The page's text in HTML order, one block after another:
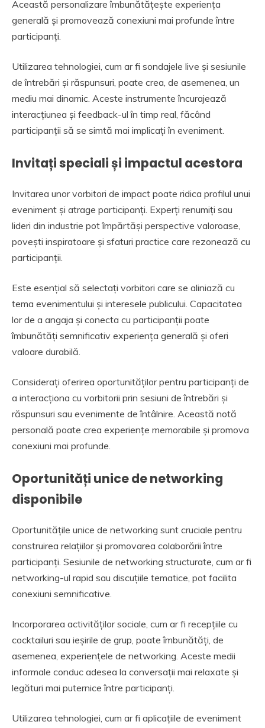
Această personalizare îmbunătățește experiența
generală și promovează conexiuni mai profunde între
participanți.
Utilizarea tehnologiei, cum ar fi sondajele live și sesiunile
de întrebări și răspunsuri, poate crea, de asemenea, un
mediu mai dinamic. Aceste instrumente încurajează
interacțiunea și feedback-ul în timp real, făcând
participanții să se simtă mai implicați în eveniment.
Invitați speciali și impactul acestora
Invitarea unor vorbitori de impact poate ridica profilul unui
eveniment și atrage participanți. Experți renumiți sau
lideri din industrie pot împărtăși perspective valoroase,
povești inspiratoare și sfaturi practice care rezonează cu
participanții.
Este esențial să selectați vorbitori care se aliniază cu
tema evenimentului și interesele publicului. Capacitatea
lor de a angaja și conecta cu participanții poate
îmbunătăți semnificativ experiența generală și oferi
valoare durabilă.
Considerați oferirea oportunităților pentru participanți de
a interacționa cu vorbitorii prin sesiuni de întrebări și
răspunsuri sau evenimente de întâlnire. Această notă
personală poate crea experiențe memorabile și promova
conexiuni mai profunde.
Oportunități unice de networking
disponibile
Oportunitățile unice de networking sunt cruciale pentru
construirea relațiilor și promovarea colaborării între
participanți. Sesiunile de networking structurate, cum ar fi
networking-ul rapid sau discuțiile tematice, pot facilita
conexiuni semnificative.
Incorporarea activităților sociale, cum ar fi recepțiile cu
cocktailuri sau ieșirile de grup, poate îmbunătăți, de
asemenea, experiențele de networking. Aceste medii
informale conduc adesea la conversații mai relaxate și
legături mai puternice între participanți.
Utilizarea tehnologiei, cum ar fi aplicațiile de eveniment